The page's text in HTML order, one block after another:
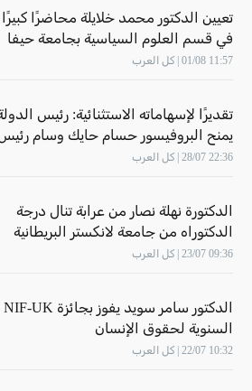
تعيين الدكتور محمد خلايلة محاضرًا كبيرًا
في قسم العلوم السياسية بجامعة حيفا
11:57 01/08 | كل العرب
تقديرًا لإسهاماته الاستثنائية: رئيس
يمنح البروفيسور حسام حايك وسام
الدولة
22:36 28/07 | كل العرب
الدكتورة نهلة نصار من عرابة تنال درجة
الدكتوراه من جامعة لانكستر البريطانية
09:36 23/07 | كل العرب
الدكتور سامر سويد يفوز بجائزة NIF-UK
السنوية لحقوق الإنسان
10:32 22/07 | كل العرب